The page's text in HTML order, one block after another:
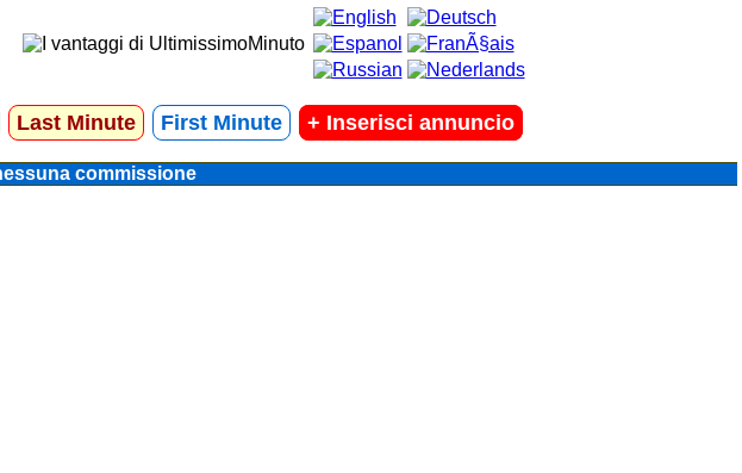
Last Minute First Minute + Inserisci annuncio
commissione